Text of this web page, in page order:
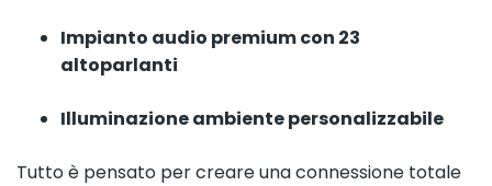
Impianto audio premium con 23
altoparlanti
Illuminazione ambiente personalizzabile
Tutto è pensato per creare una connessione totale